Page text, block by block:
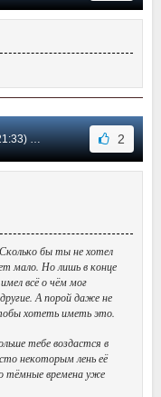
#32 2
бы ты не хотел
мало. Но лишь в конце
всё о чём мог
А порой даже не
хотеть иметь это.
тебе воздастся в
некоторым лень её
тёмные времена уже